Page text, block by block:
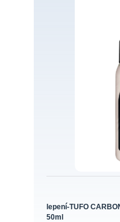
lepení-TUFO
50ml